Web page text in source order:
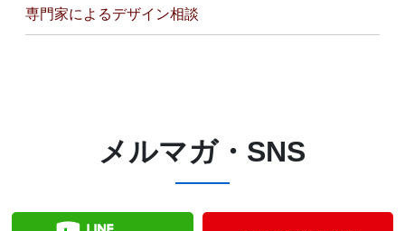
専門家によるデザイン相談
メルマガ・SNS